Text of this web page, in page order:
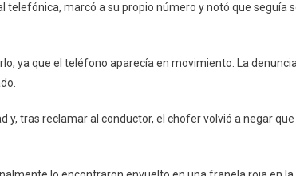
telefónica, marcó a su propio número y notó que seguía
ya que el teléfono aparecía en movimiento. La
y, tras reclamar al conductor, el chofer volvió a negar que